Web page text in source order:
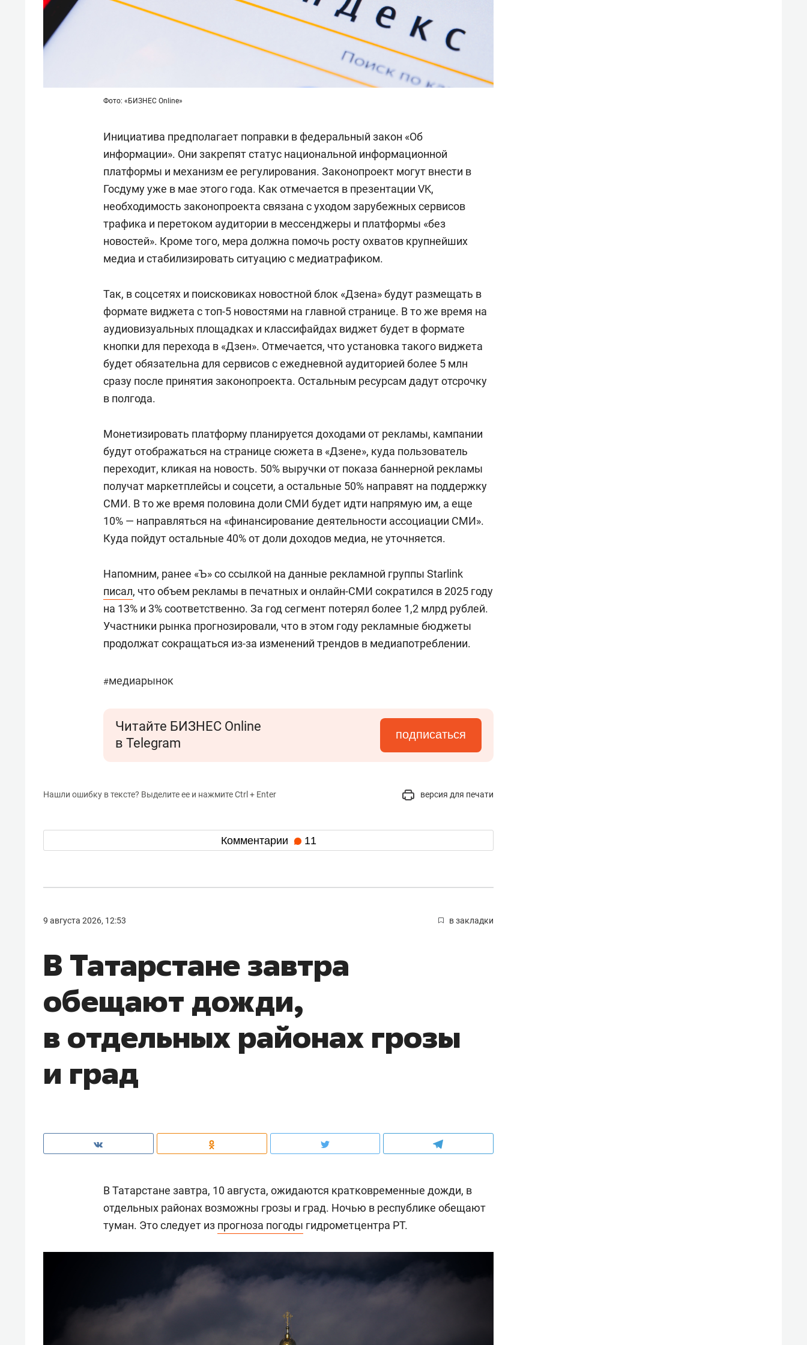
Фото: «БИЗНЕС Online»
Инициатива предполагает поправки в федеральный закон «Об
информации». Они закрепят статус национальной информационной
платформы и механизм ее регулирования. Законопроект могут внести в
Госдуму уже в мае этого года. Как отмечается в презентации VK,
необходимость законопроекта связана с уходом зарубежных сервисов
трафика и перетоком аудитории в мессенджеры и платформы «без
новостей». Кроме того, мера должна помочь росту охватов крупнейших
медиа и стабилизировать ситуацию с медиатрафиком.
Так, в соцсетях и поисковиках новостной блок «Дзена» будут размещать в
формате виджета с топ-5 новостями на главной странице. В то же время на
аудиовизуальных площадках и классифайдах виджет будет в формате
кнопки для перехода в «Дзен». Отмечается, что установка такого виджета
будет обязательна для сервисов с ежедневной аудиторией более 5 млн
сразу после принятия законопроекта. Остальным ресурсам дадут отсрочку
в полгода.
Монетизировать платформу планируется доходами от рекламы, кампании
будут отображаться на странице сюжета в «Дзене», куда пользователь
переходит, кликая на новость. 50% выручки от показа баннерной рекламы
получат маркетплейсы и соцсети, а остальные 50% направят на поддержку
СМИ. В то же время половина доли СМИ будет идти напрямую им, а еще
10% — направляться на «финансирование деятельности ассоциации СМИ».
Куда пойдут остальные 40% от доли доходов медиа, не уточняется.
Напомним, ранее «Ъ» со ссылкой на данные рекламной группы Starlink
писал, что объем рекламы в печатных и онлайн-СМИ сократился в 2025 году
на 13% и 3% соответственно. За год сегмент потерял более 1,2 млрд рублей.
Участники рынка прогнозировали, что в этом году рекламные бюджеты
продолжат сокращаться из-за изменений трендов в медиапотреблении.
#медиарынок
Читайте БИЗНЕС Online
в Telegram
подписаться
Нашли ошибку в тексте? Выделите ее и нажмите Ctrl + Enter версия для печати
Комментарии 11
9 августа 2026, 12:53 в закладки
В Татарстане завтра
обещают дожди,
в отдельных районах грозы
и град
В Татарстане завтра, 10 августа, ожидаются кратковременные дожди, в
отдельных районах возможны грозы и град. Ночью в республике обещают
туман. Это следует из прогноза погоды гидрометцентра РТ.